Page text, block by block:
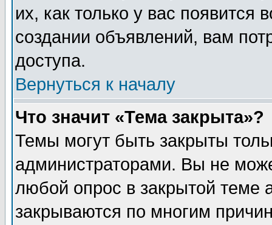
их, как только у вас появится
создании объявлений, вам
доступа.
Вернуться к началу
Что значит «Тема закрыта»?
Темы могут быть закрыты
администраторами. Вы не
любой опрос в закрытой теме
закрываются по многим